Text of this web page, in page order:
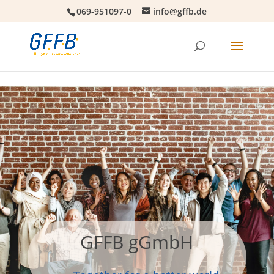
069-951097-0 info@gffb.de
GFFB gGmbH